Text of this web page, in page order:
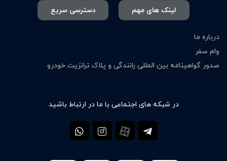
لینک های مهم دسترسی سریع
درباره ما
وام سفر
صدور گواهینامه بین المللی رانندگی و پلاک ترانزیت خودرو
در شبکه های اجتماعی با ما در ارتباط باشید